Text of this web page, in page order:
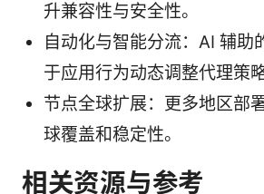
升兼容性与安全性。
自动化与智能分流：AI 辅助
于应用行为动态调整代理策略
节点全球扩展：更多地区部
球覆盖和稳定性。
相关资源与参考